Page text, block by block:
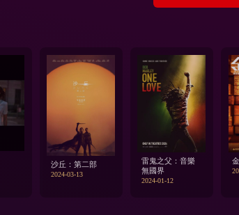
沙丘：第二部
2024-03-13
雷鬼之父：音樂
無國界
2024-01-12